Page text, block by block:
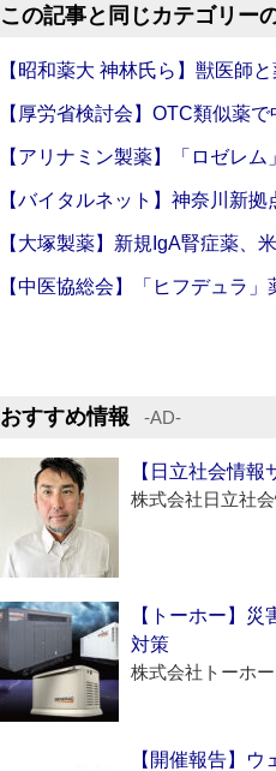
この記事と同じカテゴリー
【昭和薬大 神林氏ら】獣医師
【厚労省検討会】OTC類似薬
【アリナミン製薬】「ロゼレ
【バイタルネット】神奈川新
【大塚製薬】新規IgA腎症薬、
【中医協総会】「ヒフデュラ
おすすめ情報 ‐AD‐
【日立社会情
株式会社日立社
【トーホー】
対策
株式会社トーホー
【開催報告】